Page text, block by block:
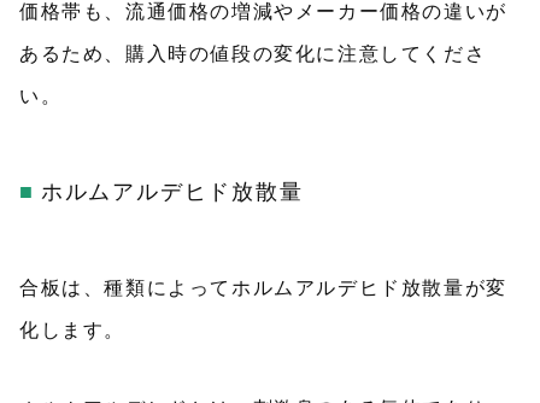
価格帯も、流通価格の増減やメーカー価格の違いが
あるため、購入時の値段の変化に注意してくださ
い。
ホルムアルデヒド放散量
合板は、種類によってホルムアルデヒド放散量が変
化します。